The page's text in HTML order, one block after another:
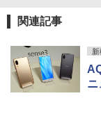
関連記事
ニ